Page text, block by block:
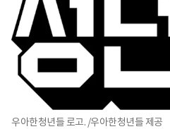
우아한청년들 로고. /우아한청년들 제공